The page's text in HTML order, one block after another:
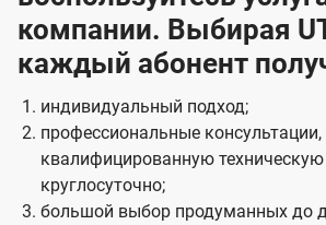
компании. Выбирая
каждый абонент
индивидуальный подход;
профессиональные консультации,
квалифицированную
круглосуточно;
большой выбор продуманных до